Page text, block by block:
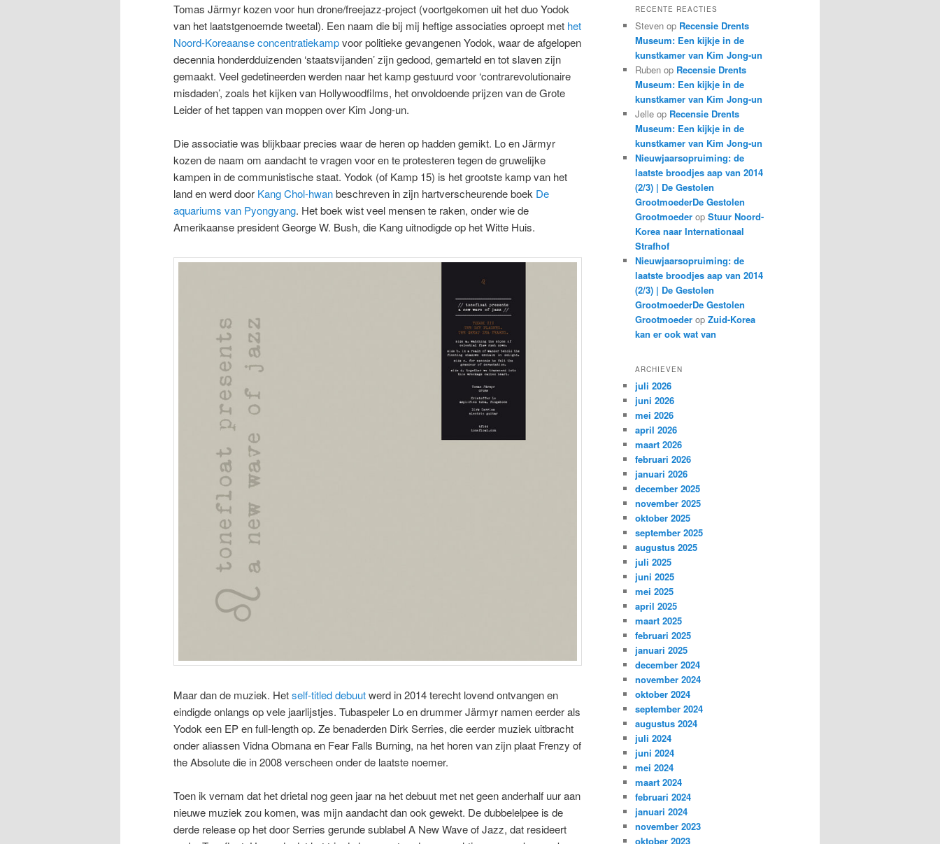
Tomas Järmyr kozen voor hun drone/freejazz-project (voortgekomen uit het duo Yodok
van het laatstgenoemde tweetal). Een naam die bij mij heftige associaties oproept met het
Noord-Koreaanse concentratiekampvoor politieke gevangenen Yodok, waar de afgelopen
decennia honderdduizenden ‘staatsvijanden’ zijn gedood, gemarteld en tot slaven zijn
gemaakt. Veel gedetineerden werden naar het kamp gestuurd voor ‘contrarevolutionaire
misdaden’, zoals het kijken van Hollywoodfilms, het onvoldoende prijzen van de Grote
Leider of het tappen van moppen over Kim Jong-un.
Die associatie was blijkbaar precies waar de heren op hadden gemikt. Lo en Järmyr
kozen de naam om aandacht te vragen voor en te protesteren tegen de gruwelijke
kampen in de communistische staat. Yodok (of Kamp 15) is het grootste kamp van het
land en werd door Kang Chol-hwanbeschreven in zijn hartverscheurende boek De
aquariums van Pyongyang. Het boek wist veel mensen te raken, onder wie de
Amerikaanse president George W. Bush, die Kang uitnodigde op het Witte Huis.
Maar dan de muziek. Hetself-titled debuutwerd in 2014 terecht lovend ontvangen en
eindigde onlangs op vele jaarlijstjes. Tubaspeler Lo en drummer Järmyr namen eerder als
Yodok een EP en full-length op. Ze benaderden Dirk Serries, die eerder muziek uitbracht
onder aliassen Vidna Obmana en Fear Falls Burning, na het horen van zijn plaat Frenzy of
the Absolute die in 2008 verscheen onder de laatste noemer.
Toen ik vernam dat het drietal nog geen jaar na het debuut met net geen anderhalf uur aan
nieuwe muziek zou komen, was mijn aandacht dan ook gewekt. De dubbelelpee is de
derde release op het door Serries gerunde sublabel A New Wave of Jazz, dat resideert
RECENTE REACTIES
Steven op Recensie Drents
Museum: Een kijkje in de
kunstkamer van Kim Jong-un
Ruben op Recensie Drents
Museum: Een kijkje in de
kunstkamer van Kim Jong-un
Jelle op Recensie Drents
Museum: Een kijkje in de
kunstkamer van Kim Jong-un
Nieuwjaarsopruiming: de
laatste broodjes aap van 2014
(2/3) | De Gestolen
GrootmoederDe Gestolen
Grootmoeder op Stuur Noord-
Korea naar Internationaal
Strafhof
Nieuwjaarsopruiming: de
laatste broodjes aap van 2014
(2/3) | De Gestolen
GrootmoederDe Gestolen
Grootmoeder op Zuid-Korea
kan er ook wat van
ARCHIEVEN
juli 2026
juni 2026
mei 2026
april 2026
maart 2026
februari 2026
januari 2026
december 2025
november 2025
oktober 2025
september 2025
augustus 2025
juli 2025
juni 2025
mei 2025
april 2025
maart 2025
februari 2025
januari 2025
december 2024
november 2024
oktober 2024
september 2024
augustus 2024
juli 2024
juni 2024
mei 2024
maart 2024
februari 2024
januari 2024
november 2023
oktober 2023